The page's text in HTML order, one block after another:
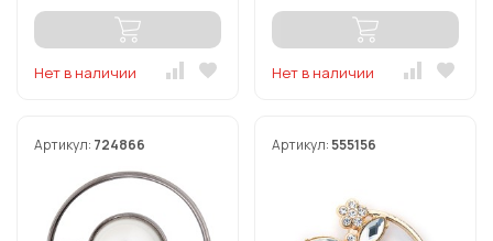
Нет в наличии Нет в наличии
Артикул: 724866 Артикул: 555156